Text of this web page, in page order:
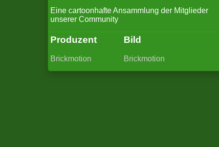
Eine cartoonhafte Ansammlung der Mitglieder
unserer Community
Produzent
Brickmotion
Bild
Brickmotion